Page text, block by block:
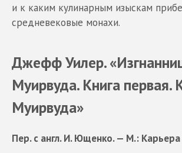
и к каким кулинарным изыскам
средневековые монахи.
Джефф Уилер.
Муирвуда. Книга первая.
Муирвуда»
Пер. с англ. И. Ющенко. — М.: